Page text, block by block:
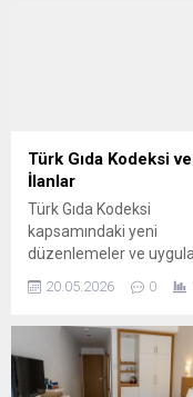
Türk Gıda Kodeksi ve
İlanlar
Türk Gıda Kodeksi
kapsamındaki yeni
düzenlemeler ve
aşağıda özetlenmiştir.
ve ilân bölümlerine dair
temel noktalar özgün bir
dille yeniden
20.05.2026 0